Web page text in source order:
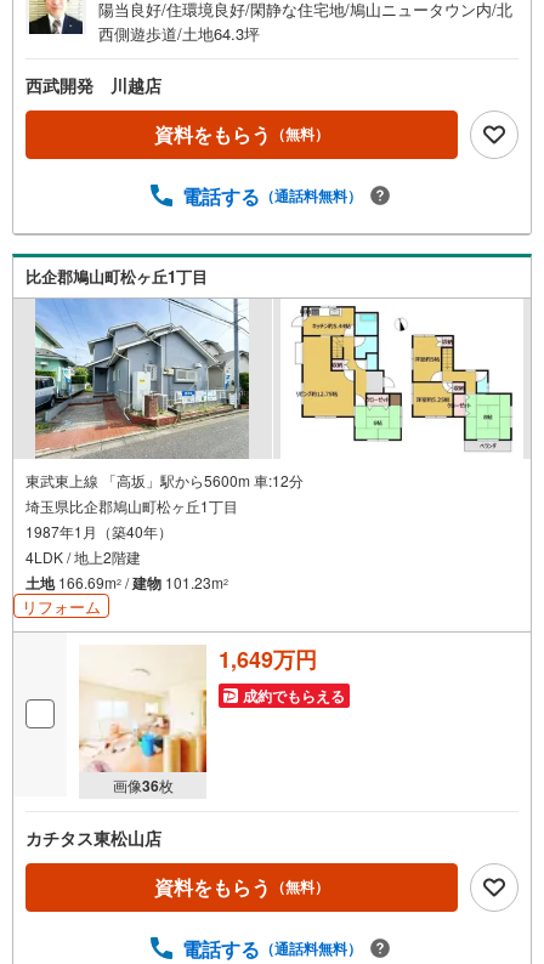
陽当良好/住環境良好/閑静な住宅地/鳩山ニュータウン内/北
西側遊歩道/土地64.3坪
西武開発 川越店
資料をもらう （無料）
電話する （通話料無料）
比企郡鳩山町松ヶ丘1丁目
東武東上線 「高坂」駅から5600m 車:12分
埼玉県比企郡鳩山町松ヶ丘1丁目
1987年1月（築40年）
4LDK / 地上2階建
土地166.69m2 /建物 101.23m2
リフォーム
画像36枚
1,649万円
成約でもらえる
カチタス東松山店
資料をもらう （無料）
電話する （通話料無料）